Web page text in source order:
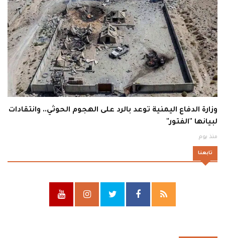
وزارة الدفاع اليمنية توعد بالرد على الهجوم الحوثي.. وانتقادات
لبيانها "الفتور"
منذ يوم
تابعنا